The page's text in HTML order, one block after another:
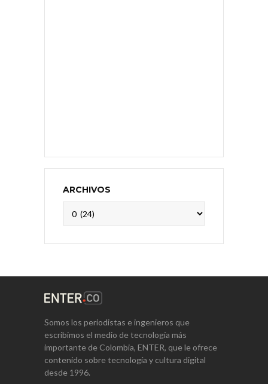
ARCHIVOS
Somos los periodistas e ingenieros que
escribimos el medio de tecnología más
importante de Colombia, ENTER, que le ofrece
contenido sobre tecnología y cultura digital
desde 1996.